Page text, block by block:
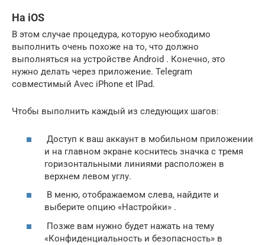
На iOS
В этом случае процедура, которую необходимо
выполнить очень похоже на то, что должно
выполняться на устройстве Android . Конечно, это
нужно делать через приложение. Telegram
совместимый Avec iPhone et IPad.
Чтобы выполнить каждый из следующих шагов:
Доступ к ваш аккаунт в мобильном приложении
и на главном экране коснитесь значка с тремя
горизонтальными линиями расположен в
верхнем левом углу.
В меню, отображаемом слева, найдите и
выберите опцию «Настройки» .
Позже вам нужно будет нажать на тему
«Конфиденциальность и безопасность» в